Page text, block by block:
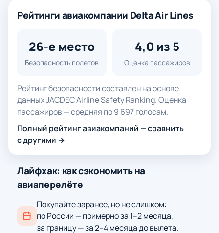
Рейтинги авиакомпании Delta Air Lines
26-е место
Безопасность полетов
4,0 из 5
Оценка пассажиров
Рейтинг безопасности составлен на основе
данных JACDEC Airline Safety Ranking. Оценка
пассажиров — средняя по 9 697 голосам.
Полный рейтинг авиакомпаний — сравнить
с другими →
Лайфхак: как сэкономить на
авиаперелёте
Покупайте заранее, но не слишком:
по России — примерно за 1–2 месяца,
за границу — за 2–4 месяца до вылета.